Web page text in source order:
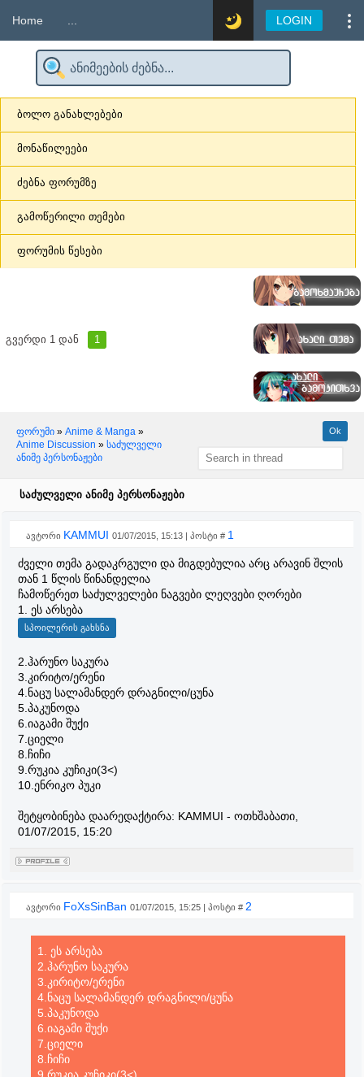
Home LOGIN
ბოლო განახლებები
მონაწილეები
ძებნა ფორუმზე
გამოწერილი თემები
ფორუმის წესები
გვერდი 1 დან 1
ფორუმი » Anime & Manga »
Anime Discussion » საძულველი
ანიმე პერსონაჟები
საძულველი ანიმე პერსონაჟები
ავტორი KAMMUI 01/07/2015, 15:13 | პოსტი # 1
ძველი თემა გადაკრგული და მიგდებულია არც არავინ შლის
თან 1 წლის წინანდელია
ჩამოწერეთ საძულველები ნაგვები ლეღვები ღორები
1. ეს არსება
2.ჰარუნო საკურა
3.კირიტო/ერენი
4.ნაცუ სალამანდერ დრაგნილი/ცუნა
5.პაკუნოდა
6.იაგამი შუქი
7.ციელი
8.ჩიჩი
9.რუკია კუჩიკი(3<)
10.ენრიკო პუკი
შეტყობინება დაარედაქტირა: KAMMUI - ოთხშაბათი,
01/07/2015, 15:20
ავტორი FoXsSinBan 01/07/2015, 15:25 | პოსტი # 2
1. ეს არსება
2.ჰარუნო საკურა
3.კირიტო/ერენი
4.ნაცუ სალამანდერ დრაგნილი/ცუნა
5.პაკუნოდა
6.იაგამი შუქი
7.ციელი
8.ჩიჩი